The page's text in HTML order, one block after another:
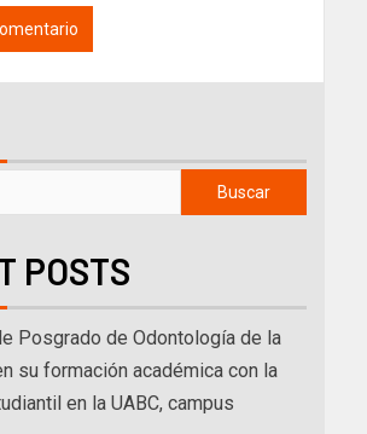
Buscar
POSTS
Posgrado de Odontología de la
su formación académica con la
en la UABC, campus